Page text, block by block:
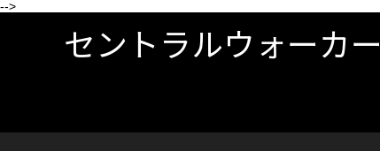
-->
セントラルウォーカー